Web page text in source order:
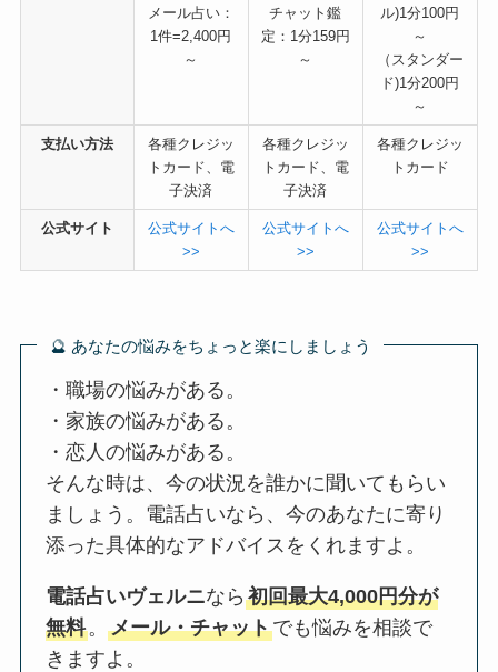
メール占い：
1件=2,400円
～
チャット鑑
定：1分159円
～
ル)1分100円
～
（スタンダー
ド)1分200円
～
支払い方法
各種クレジッ
トカード、電
子決済
各種クレジッ
トカード、電
子決済
各種クレジッ
トカード
公式サイト
公式サイトへ
>>
公式サイトへ
>>
公式サイトへ
>>
🔮 あなたの悩みをちょっと楽にしましょう
・職場の悩みがある。
・家族の悩みがある。
・恋人の悩みがある。
そんな時は、今の状況を誰かに聞いてもらい
ましょう。電話占いなら、今のあなたに寄り
添った具体的なアドバイスをくれますよ。
電話占いヴェルニなら初回最大4,000円分が
無料。メール・チャットでも悩みを相談で
きますよ。